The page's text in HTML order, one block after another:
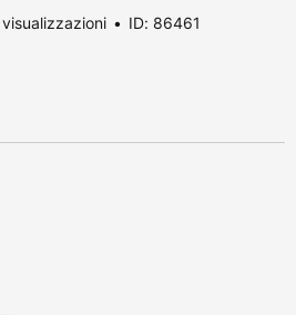
ID: 86461